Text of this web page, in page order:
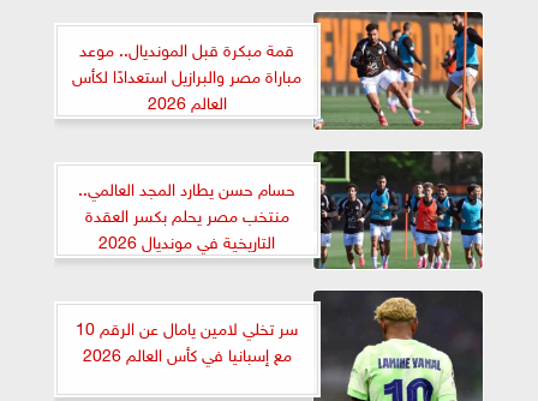
قمة مبكرة قبل المونديال.. موعد
مباراة مصر والبرازيل استعدادًا لكأس
العالم 2026
حسام حسن يطارد المجد العالمي..
منتخب مصر يحلم بكسر العقدة
التاريخية في مونديال 2026
سر تخلي لامين يامال عن الرقم 10
مع إسبانيا في كأس العالم 2026